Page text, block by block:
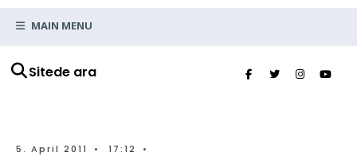
Sitede ara
MAIN MENU
5. April 2011 • 17:12 •